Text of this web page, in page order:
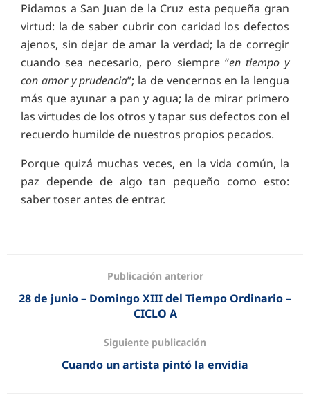
Pidamos a San Juan de la Cruz esta pequeña gran
virtud: la de saber cubrir con caridad los defectos
ajenos, sin dejar de amar la verdad; la de corregir
cuando sea necesario, pero siempre “en tiempo y
con amor y prudencia”; la de vencernos en la lengua
más que ayunar a pan y agua; la de mirar primero
las virtudes de los otros y tapar sus defectos con el
recuerdo humilde de nuestros propios pecados.
Porque quizá muchas veces, en la vida común, la
paz depende de algo tan pequeño como esto:
saber toser antes de entrar.
Publicación anterior
28 de junio – Domingo XIII del Tiempo Ordinario –
CICLO A
Siguiente publicación
Cuando un artista pintó la envidia